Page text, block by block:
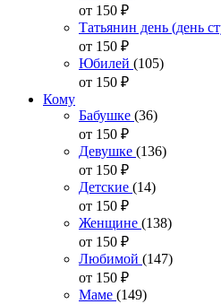
от 150 ₽
Татьянин день (день
от 150 ₽
Юбилей (105)
от 150 ₽
Кому
Бабушке (36)
от 150 ₽
Девушке (136)
от 150 ₽
Детские (14)
от 150 ₽
Женщине (138)
от 150 ₽
Любимой (147)
от 150 ₽
Маме (149)